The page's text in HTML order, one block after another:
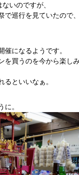
いのですが、
で巡行を見ていたので
催になるようです。
を買うのを今から楽し
るといいなぁ。
に。